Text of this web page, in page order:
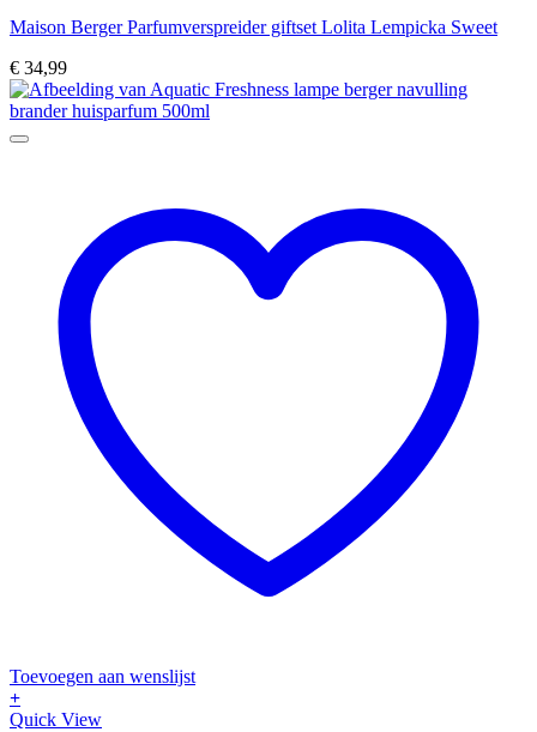
Maison Berger Parfumverspreider giftset Lolita Lempicka Sweet
€ 34,99
Toevoegen aan wenslijst
+
Quick View